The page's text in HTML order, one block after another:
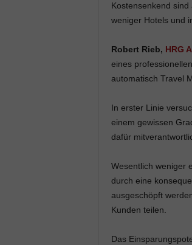
Kostensenkend
weniger Hotels und
Robert Rieb, HRG
eines
automatisch Travel
In erster Linie
einem gewissen
dafür
Wesentlich weniger
durch eine
ausgeschöpft
Kunden teilen.
Das